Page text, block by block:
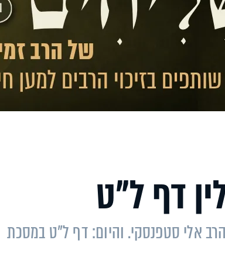
דף ל"ט
אלי סטפנסקי. והיום: דף ל"ט במסכת